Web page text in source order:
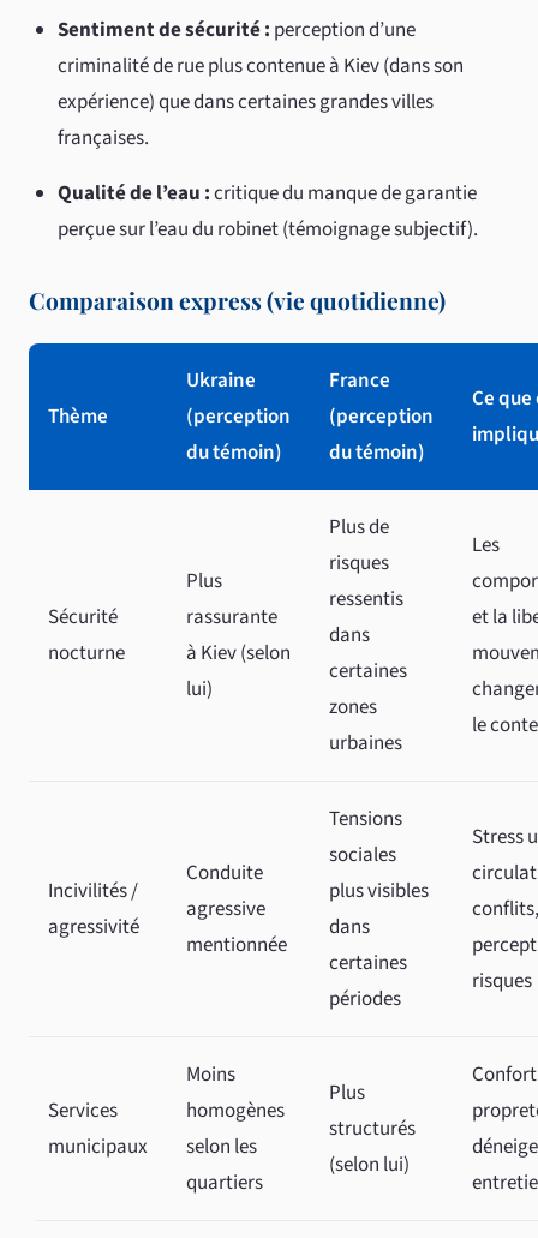
Sentiment de sécurité : perception d’une
criminalité de rue plus contenue à Kiev (dans son
expérience) que dans certaines grandes villes
françaises.
Qualité de l’eau :critique du manque de garantie
perçue sur l’eau du robinet (témoignage subjectif).
Comparaison express (vie quotidienne)
Thème
Ukraine
(perception
du témoin)
France
(perception
du témoin)
Ce que
Sécurité
nocturne
Plus
rassurante
à Kiev (selon
lui)
Plus de
risques
ressentis
dans
certaines
zones
urbaines
Les
et la
le
Incivilités /
agressivité
Conduite
agressive
mentionnée
Tensions
sociales
plus visibles
dans
certaines
périodes
Stress
conflits,
risques
Services
municipaux
Moins
homogènes
selon les
quartiers
Plus
structurés
(selon lui)